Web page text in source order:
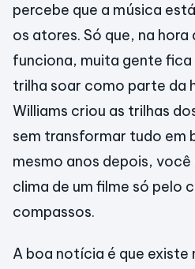
percebe que a música
os atores. Só que, na
funciona, muita gente fica
trilha soar como parte da
Williams criou as trilhas
sem transformar tudo em
mesmo anos depois,
clima de um filme só pelo
compassos.
A boa notícia é que existe